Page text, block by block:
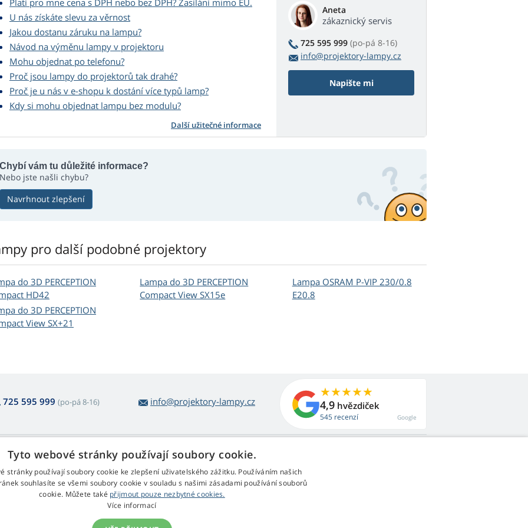
Platí pro mne cena s DPH nebo bez DPH? Zasílání mimo EU.
U nás získáte slevu za věrnost
Jakou dostanu záruku na lampu?
Návod na výměnu lampy v projektoru
Mohu objednat po telefonu?
Proč jsou lampy do projektorů tak drahé?
Proč je u nás v e-shopu k dostání více typů lamp?
Kdy si mohu objednat lampu bez modulu?
Další užitečné informace
Aneta
zákaznický servis
725 595 999 (po-pá 8-16)
info@projektory-lampy.cz
Napište mi
Chybí vám tu důležité informace?
Nebo jste našli chybu?
Navrhnout zlepšení
pro další podobné projektory
do 3D PERCEPTION
HD42
do 3D PERCEPTION
View SX+21
Lampa do 3D PERCEPTION
Compact View SX15e
Lampa OSRAM P-VIP 230/0.8
E20.8
725 595 999 (po-pá 8-16) info@projektory-lampy.cz 4,9 hvězdiček
545 recenzí Google
lamp
a reklamace
pro odstoupení
podmínky
Web Retail s.r.o.
Kontakt
Zpracování osobních údajů
Tyto webové stránky používají soubory cookie.
stránky používají soubory cookie ke zlepšení uživatelského zážitku. Používáním našich
souhlasíte se všemi soubory cookie v souladu s našimi zásadami používání souborů
cookie. Můžete také přijmout pouze nezbytné cookies.
Více informací